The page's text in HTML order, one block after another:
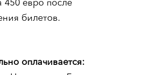
450 евро после
билетов.
оплачивается: